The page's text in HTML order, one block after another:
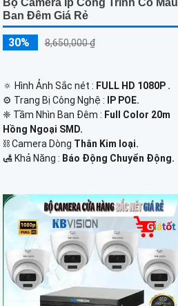
Bộ Camera Ip Công Trình Có Màu
Ban Đêm Giá Rẻ
30% 8,650,000 ₫
🔅 Hình Ảnh Sắc nét : FULL HD 1080P .
⚙ Trang Bị Công Nghệ :
IP POE.
❈ Tầm Nhìn Ban Đêm : Full Color 20m
Hồng Ngoại SMD.
⛓ Camera Dòng Thân Kim loại.
️🛃 Khả Năng : Báo Động Chuyển Động.